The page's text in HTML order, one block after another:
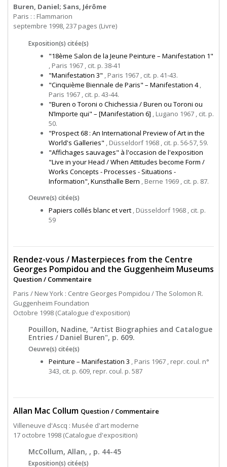
Buren, Daniel; Sans, Jérôme
Paris : : Flammarion
septembre 1998, 237 pages (Livre)
Exposition(s) citée(s)
"18ème Salon de la Jeune Peinture – Manifestation 1"
, Paris 1967 , cit. p. 38-41
"Manifestation 3" , Paris 1967 , cit. p. 41-43.
"Cinquième Biennale de Paris" – Manifestation 4,
Paris 1967 , cit. p. 43-44.
"Buren o Toroni o Chichessia / Buren ou Toroni ou
N’Importe qui" – [Manifestation 6] , Lugano 1967 , cit. p.
50.
"Prospect 68 : An International Preview of Art in the
World's Galleries" , Düsseldorf 1968 , cit. p. 56-57, 59.
"Affichages sauvages" à l'occasion de l'exposition
"Live in your Head / When Attitudes become Form /
Works Concepts - Processes - Situations -
Information", Kunsthalle Bern , Berne 1969 , cit. p. 87.
Oeuvre(s) citée(s)
Papiers collés blanc et vert , Düsseldorf 1968 , cit. p.
59
Rendez-vous / Masterpieces from the Centre
Georges Pompidou and the Guggenheim Museums
Question / Commentaire
Paris / New York : Centre Georges Pompidou / The Solomon R.
Guggenheim Foundation
Octobre 1998 (Catalogue d'exposition)
Pouillon, Nadine, "Artist Biographies and Catalogue
Entries / Daniel Buren", p. 609.
Oeuvre(s) citée(s)
Peinture – Manifestation 3 , Paris 1967 , repr. coul. n°
343, cit. p. 609, repr. coul. p. 587
Allan Mac Collum Question / Commentaire
Villeneuve d'Ascq : Musée d'art moderne
17 octobre 1998 (Catalogue d'exposition)
McCollum, Allan, , p. 44-45
Exposition(s) citée(s)